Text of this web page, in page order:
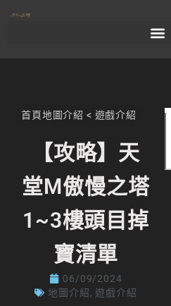
首頁地圖介紹 < 遊戲介紹
【攻略】天
堂M傲慢之塔
1~3樓頭目掉
寶清單
06/09/2024
地圖介紹, 遊戲介紹